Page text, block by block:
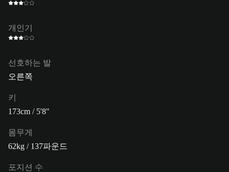
개인기
선호하는 발
오른쪽
키
173cm / 5'8"
몸무게
62kg / 137파운드
포지션 수